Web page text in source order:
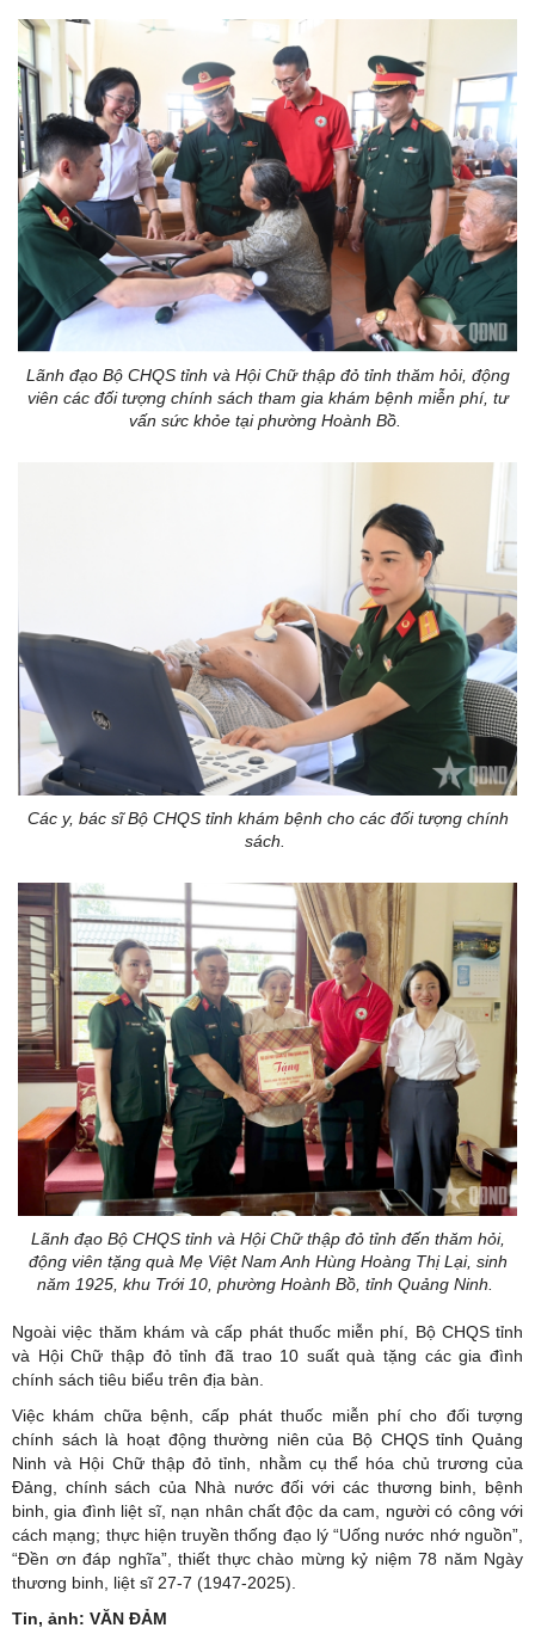
Lãnh đạo Bộ CHQS tỉnh và Hội Chữ thập đỏ tỉnh thăm hỏi, động
viên các đối tượng chính sách tham gia khám bệnh miễn phí, tư
vấn sức khỏe tại phường Hoành Bồ.
Các y, bác sĩ Bộ CHQS tỉnh khám bệnh cho các đối tượng chính
sách.
Lãnh đạo Bộ CHQS tỉnh và Hội Chữ thập đỏ tỉnh đến thăm hỏi,
động viên tặng quà Mẹ Việt Nam Anh Hùng Hoàng Thị Lại, sinh
năm 1925, khu Trới 10, phường Hoành Bồ, tỉnh Quảng Ninh.
Ngoài việc thăm khám và cấp phát thuốc miễn phí, Bộ CHQS tỉnh
và Hội Chữ thập đỏ tỉnh đã trao 10 suất quà tặng các gia đình
chính sách tiêu biểu trên địa bàn.
Việc khám chữa bệnh, cấp phát thuốc miễn phí cho đối tượng
chính sách là hoạt động thường niên của Bộ CHQS tỉnh Quảng
Ninh và Hội Chữ thập đỏ tỉnh, nhằm cụ thể hóa chủ trương của
Đảng, chính sách của Nhà nước đối với các thương binh, bệnh
binh, gia đình liệt sĩ, nạn nhân chất độc da cam, người có công với
cách mạng; thực hiện truyền thống đạo lý “Uống nước nhớ nguồn”,
“Đền ơn đáp nghĩa”, thiết thực chào mừng kỷ niệm 78 năm Ngày
thương binh, liệt sĩ 27-7 (1947-2025).
Tin, ảnh: VĂN ĐẢM